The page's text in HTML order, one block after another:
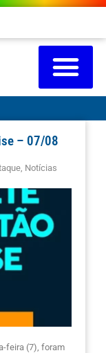
– 07/08
Notícias
feira (7), foram